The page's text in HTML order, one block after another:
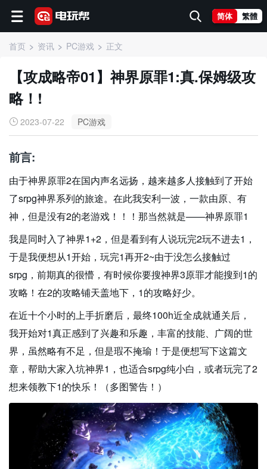
简体 繁體
首页 资讯 PC游戏 正文
【攻成略帝01】神界原罪1:真.保姆级攻
略！!
2023-07-22 PC游戏
前言:
由于神界原罪2在国内声名远扬，越来越多人接触到了开始
了srpg神界系列的旅途。在此我安利一波，一款由原、有
神，但是没有2的老游戏！！！那当然就是——神界原罪1
我是同时入了神界1+2，但是看到有人说玩完2玩不进去1，
于是我便想从1开始，玩完1再开2~由于没怎么接触过
srpg，前期真的很懵，有时候你要搜神界3原罪才能搜到1的
攻略！在2的攻略铺天盖地下，1的攻略好少。
在近十个小时的上手折磨后，最终100h近全成就通关后，
我开始对1真正感到了兴趣和乐趣，丰富的技能、广阔的世
界，虽然略有不足，但是瑕不掩瑜！于是便想写下这篇文
章，帮助大家入坑神界1，也适合srpg纯小白，或者玩完了2
想来领教下1的快乐！（多图警告！）